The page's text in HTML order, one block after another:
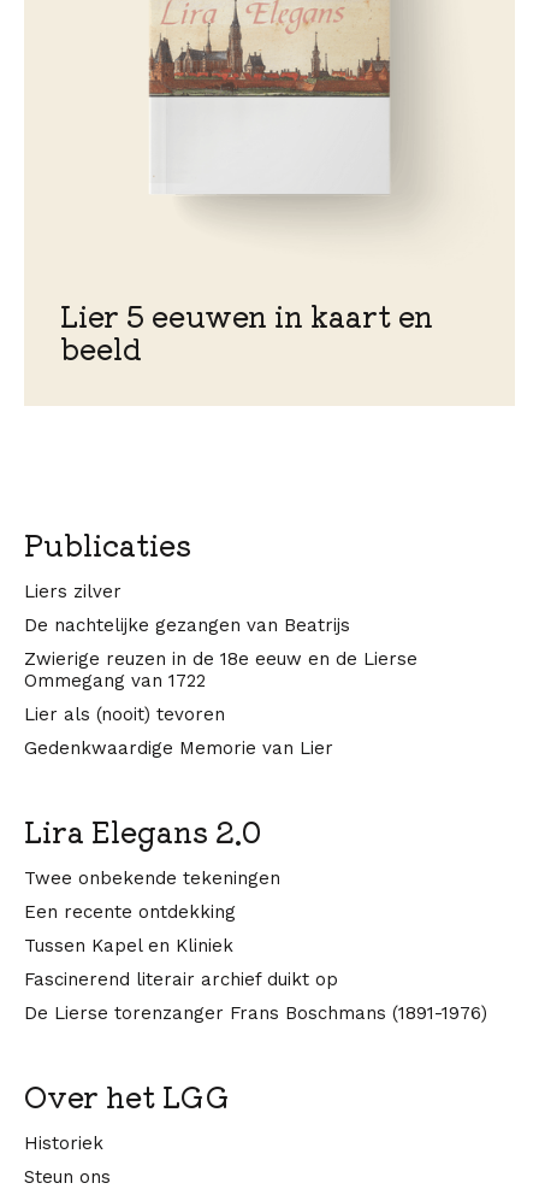
Lier 5 eeuwen in kaart en
beeld
Publicaties
Liers zilver
De nachtelijke gezangen van Beatrijs
Zwierige reuzen in de 18e eeuw en de Lierse
Ommegang van 1722
Lier als (nooit) tevoren
Gedenkwaardige Memorie van Lier
Lira Elegans 2.0
Twee onbekende tekeningen
Een recente ontdekking
Tussen Kapel en Kliniek
Fascinerend literair archief duikt op
De Lierse torenzanger Frans Boschmans (1891-1976)
Over het LGG
Historiek
Steun ons